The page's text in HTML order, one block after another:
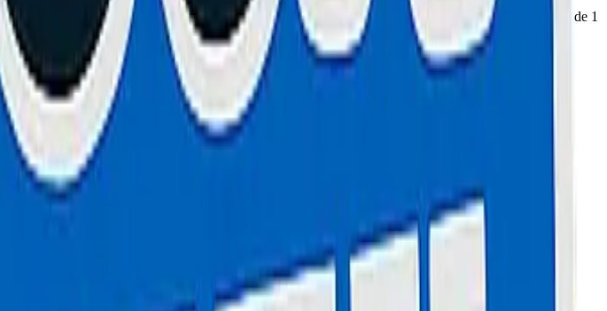
cette réparation rapidement avec un diagnostic professionnel, des pièces certifiées et une garantie de 1